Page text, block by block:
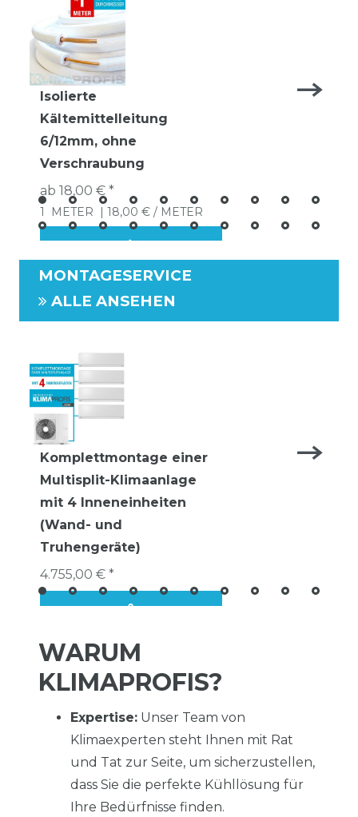
Isolierte
Kältemittelleitung
6/12mm, ohne
Verschraubung
ab 18,00 € *
1 METER | 18,00 € / METER
MONTAGESERVICE
ALLE ANSEHEN
Komplettmontage einer
Multisplit-Klimaanlage
mit 4 Inneneinheiten
(Wand- und
Truhengeräte)
4.755,00 € *
WARUM
KLIMAPROFIS?
Expertise: Unser Team von
Klimaexperten steht Ihnen mit Rat
und Tat zur Seite, um sicherzustellen,
dass Sie die perfekte Kühllösung für
Ihre Bedürfnisse finden.